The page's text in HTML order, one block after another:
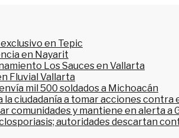
en Tepic
en Nayarit
Los Sauces en Vallarta
Fluvial Vallarta
mil 500 soldados a Michoacán
la ciudadanía a tomar acciones
comunidades y mantiene en alerta a
autoridades descartan